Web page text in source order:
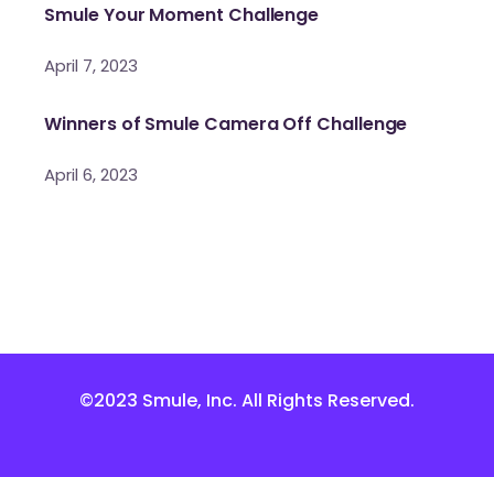
Smule Your Moment Challenge
April 7, 2023
Winners of Smule Camera Off Challenge
April 6, 2023
©2023 Smule, Inc. All Rights Reserved.